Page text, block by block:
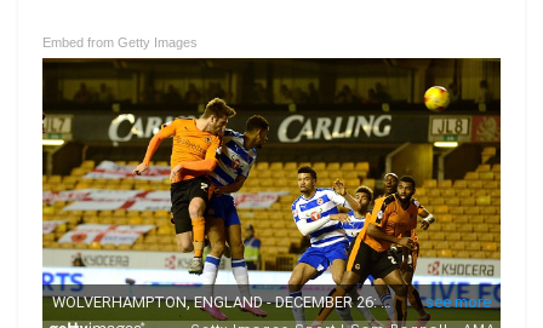
Embed from Getty Images